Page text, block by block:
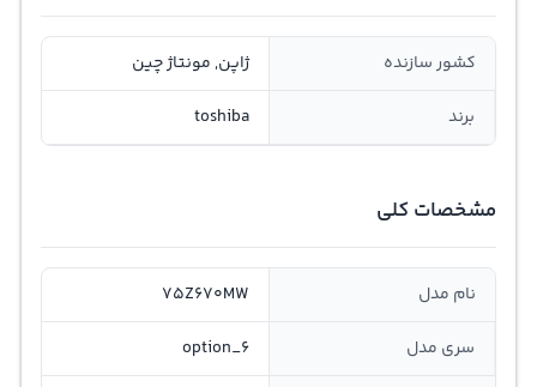
کشور سازنده ژاپن, مونتاژ چین
برند toshiba
مشخصات کلی
نام مدل 75Z670MW
سری مدل option_6